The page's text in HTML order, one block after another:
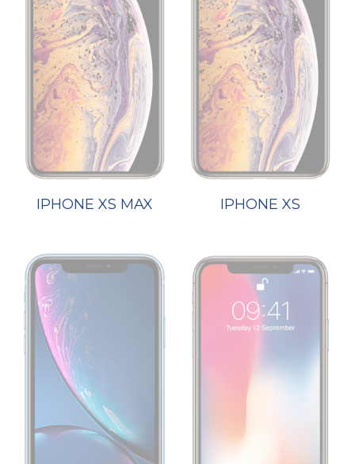
IPHONE XS MAX IPHONE XS